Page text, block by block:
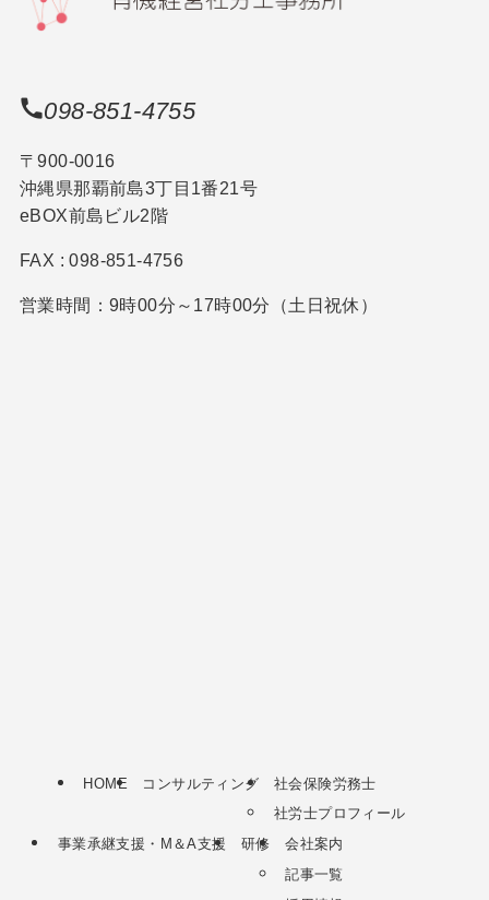
098-851-4755
〒900-0016
沖縄県那覇前島3丁目1番21号
eBOX前島ビル2階
FAX : 098-851-4756
営業時間：9時00分～17時00分（土日祝休）
HOME コンサルティング
社会保険労務士
社労士プロフィール
事業承継支援・M＆A支援
研修
会社案内
記事一覧